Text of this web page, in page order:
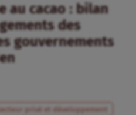
au cacao : bilan
des
gouvernements
Secteur privé et développement